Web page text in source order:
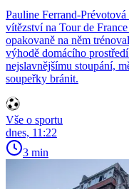
Pauline Ferrand-
vítězství na Tour de
opakovaně na něm
výhodě domácího
nejslavnějšímu stoupání,
soupeřky bránit.
Vše o sportu
dnes, 11:22
3 min